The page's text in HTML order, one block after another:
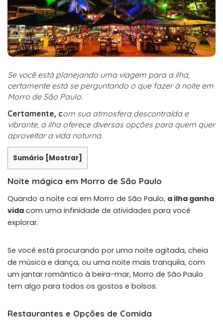
Se você está planejando uma viagem para a ilha,
certamente está se perguntando o que fazer à noite em
Morro de São Paulo.
Certamente, com sua atmosfera descontraída e
vibrante, a ilha oferece diversas opções para quem quer
aproveitar a vida noturna.
Sumário [Mostrar]
Noite mágica em Morro de São Paulo
Quando a noite cai em Morro de São Paulo, a ilha ganha
vida com uma infinidade de atividades para você
explorar.
Se você está procurando por uma noite agitada, cheia
de música e dança, ou uma noite mais tranquila, com
um jantar romântico à beira-mar, Morro de São Paulo
tem algo para todos os gostos e bolsos.
Restaurantes e Opções de Comida